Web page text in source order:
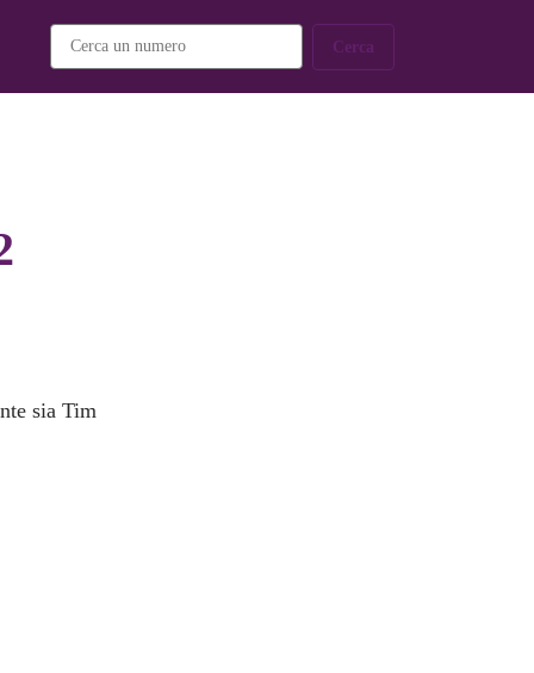
Cerca
sia Tim